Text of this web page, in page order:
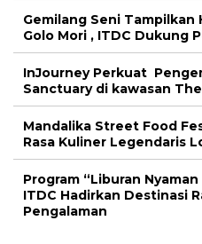
Gemilang Seni Tampilkan
Golo Mori , ITDC Dukung
InJourney Perkuat
Sanctuary di kawasan
Mandalika Street Food
Rasa Kuliner Legendaris
Program “Liburan
ITDC Hadirkan Destinasi
Pengalaman